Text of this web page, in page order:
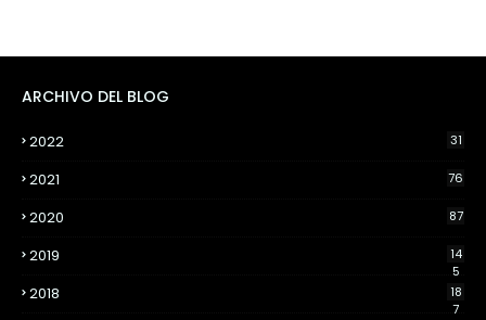
ARCHIVO DEL BLOG
2022 31
2021 76
2020 87
2019
14
5
2018
18
7